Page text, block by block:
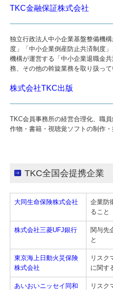
TKC金融保証株式会社
独立行政法人中小企業基盤整備機
度」「中小企業倒産防止共済制度
機構が運営する「中小企業退職金
務、その他の斡旋業務を取り扱って
株式会社TKC出版
TKC会員事務所の経営合理化、職
作物・書籍・視聴覚ソフトの制作・
TKC全国会提携企業
大同生命保険株式会社
企業防
ること
株式会社三菱UFJ銀行
関与先
と
東京海上日動火災保険
株式会社
リスク
に関す
あいおいニッセイ同和
リスク